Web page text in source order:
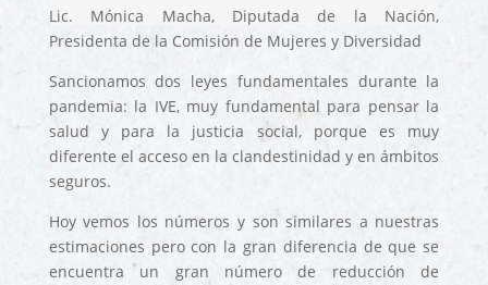
Lic. Mónica Macha, Diputada de la Nación,
Presidenta de la Comisión de Mujeres y Diversidad
Sancionamos dos leyes fundamentales durante la
pandemia: la IVE, muy fundamental para pensar la
salud y para la justicia social, porque es muy
diferente el acceso en la clandestinidad y en ámbitos
seguros.
Hoy vemos los números y son similares a nuestras
estimaciones pero con la gran diferencia de que se
encuentra un gran número de reducción de